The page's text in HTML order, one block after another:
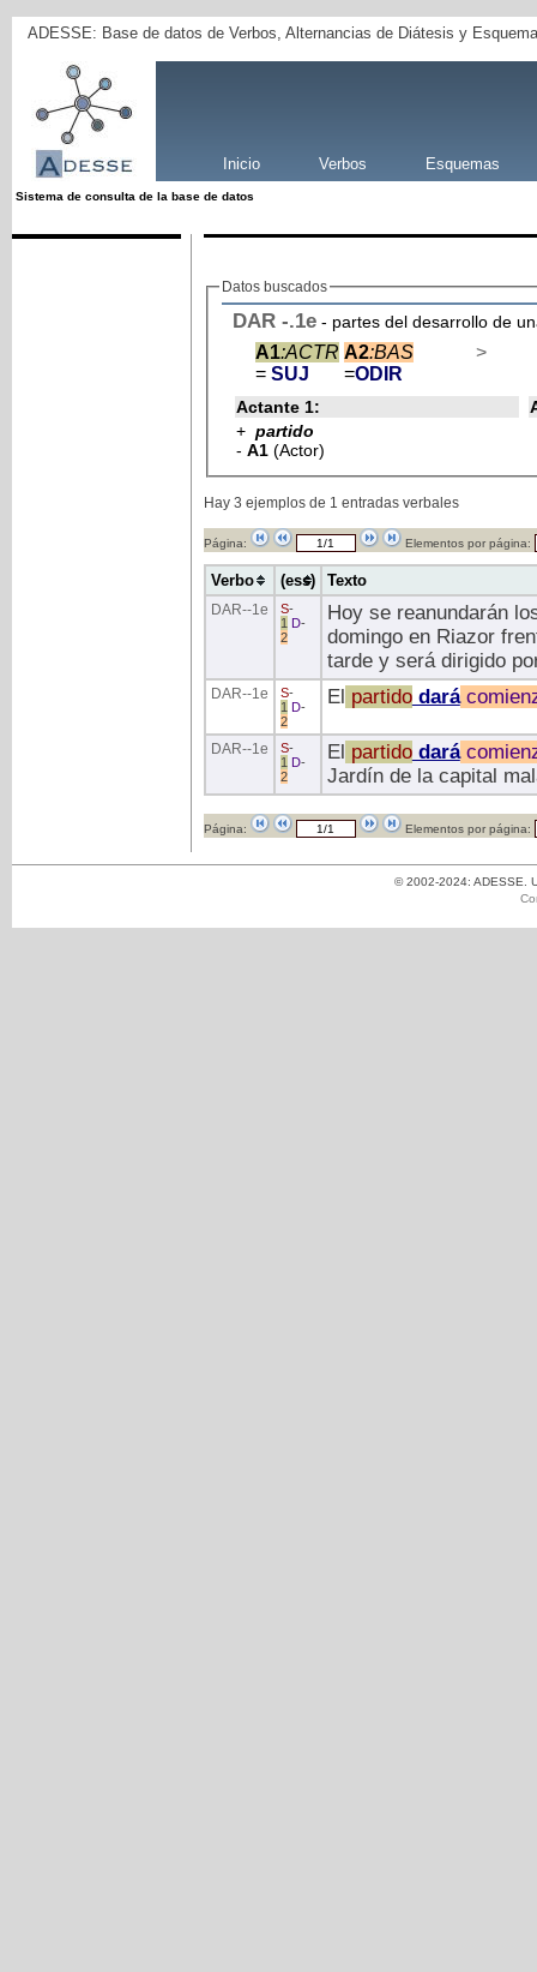
ADESSE: Base de datos de Verbos, Alternancias de Diátesis y
Inicio Verbos Esquemas
Sistema de consulta de la base de datos
Datos buscados
DAR -.1e - partes del desarrollo de
A1:ACTR
= SUJ
A2:BAS
=ODIR
>
Actante 1:
+ partido
- A1 (Actor)
Hay 3 ejemplos de 1 entradas verbales
Página: Elementos por página:
Verbo (ess) Texto
DAR--1e S-
1
D-
2
Hoy se reanundarán
domingo en Riazor
tarde y será dirigido
DAR--1e S-
1
D-
2
El partidodará
DAR--1e S-
1
D-
2
El partidodará
Jardín de la capital
Página: Elementos por página:
© 2002-2024: ADESSE.